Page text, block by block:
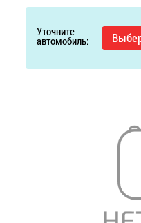
Уточните
автомобиль: